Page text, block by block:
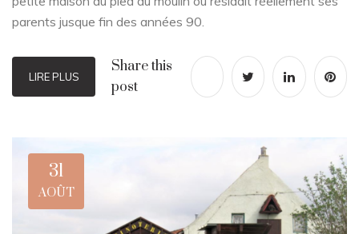
parents jusque fin des années 90.
LIRE PLUS
Share this
post
31
AOÛT